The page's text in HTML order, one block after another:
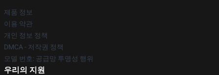
제품 정보
이용 약관
개인 정보 정책
DMCA - 저작권 정책
모델 번호: 공급망 투명성 행위
우리의 지원